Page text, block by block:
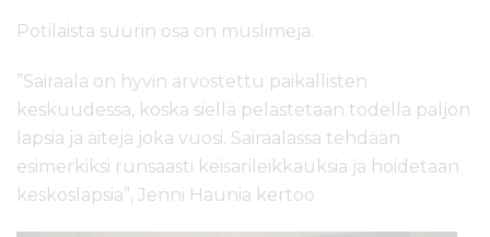
Potilaista suurin osa on muslimeja.
”Sairaala on hyvin arvostettu paikallisten
keskuudessa, koska siellä pelastetaan todella paljon
lapsia ja äitejä joka vuosi. Sairaalassa tehdään
esimerkiksi runsaasti keisarileikkauksia ja hoidetaan
keskoslapsia”, Jenni Haunia kertoo.